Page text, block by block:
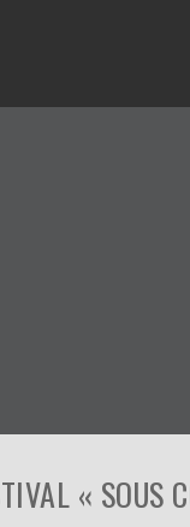
« SOUS